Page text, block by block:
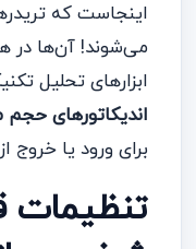
اینجاست که
می‌شوند! آن‌ها در
ابزارهای تحلیل
اندیکاتورهای حجم
برای ورود یا خروج
تنظیمات